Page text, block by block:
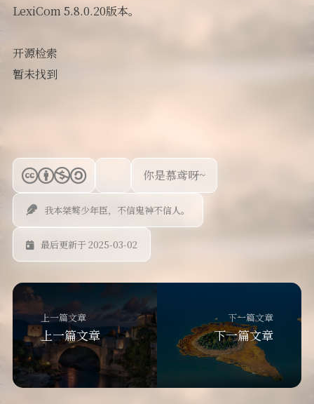
LexiCom 5.8.0.20版本。
开源检索
暂未找到
你是慕鸢呀~
我本桀骜少年臣，不信鬼神不信人。
最后更新于 2025-03-02
上一篇文章
上一篇文章
下一篇文章
下一篇文章